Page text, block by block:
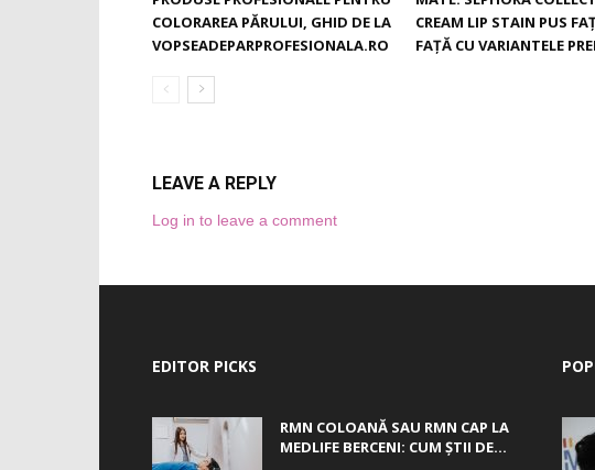
COLORAREA PĂRULUI, GHID DE LA
VOPSEADEPARPROFESIONALA.RO
CREAM LIP STAIN PUS
FAȚĂ CU VARIANTELE
LEAVE A REPLY
Log in to leave a comment
EDITOR PICKS
RMN COLOANĂ SAU RMN CAP LA
MEDLIFE BERCENI: CUM ȘTII DE...